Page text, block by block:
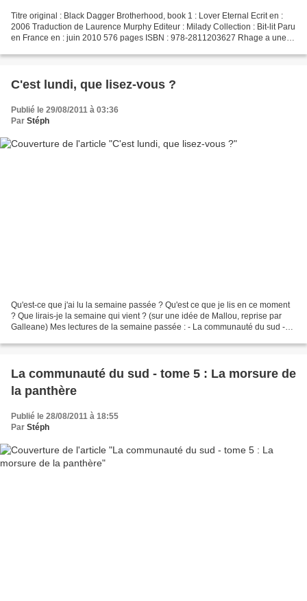
Titre original : Black Dagger Brotherhood, book 1 : Lover Eternal Ecrit en :
2006 Traduction de Laurence Murphy Editeur : Milady Collection : Bit-lit Paru
en France en : juin 2010 576 pages ISBN : 978-2811203627 Rhage a une
C'est lundi, que lisez-vous ?
Publié le 29/08/2011 à 03:36
Par Stéph
Qu'est-ce que j'ai lu la semaine passée ? Qu'est ce que je lis en ce moment
? Que lirais-je la semaine qui vient ? (sur une idée de Mallou, reprise par
Galleane) Mes lectures de la semaine passée : - La communauté du sud -
La communauté du sud - tome 5 : La morsure de
la panthère
Publié le 28/08/2011 à 18:55
Par Stéph